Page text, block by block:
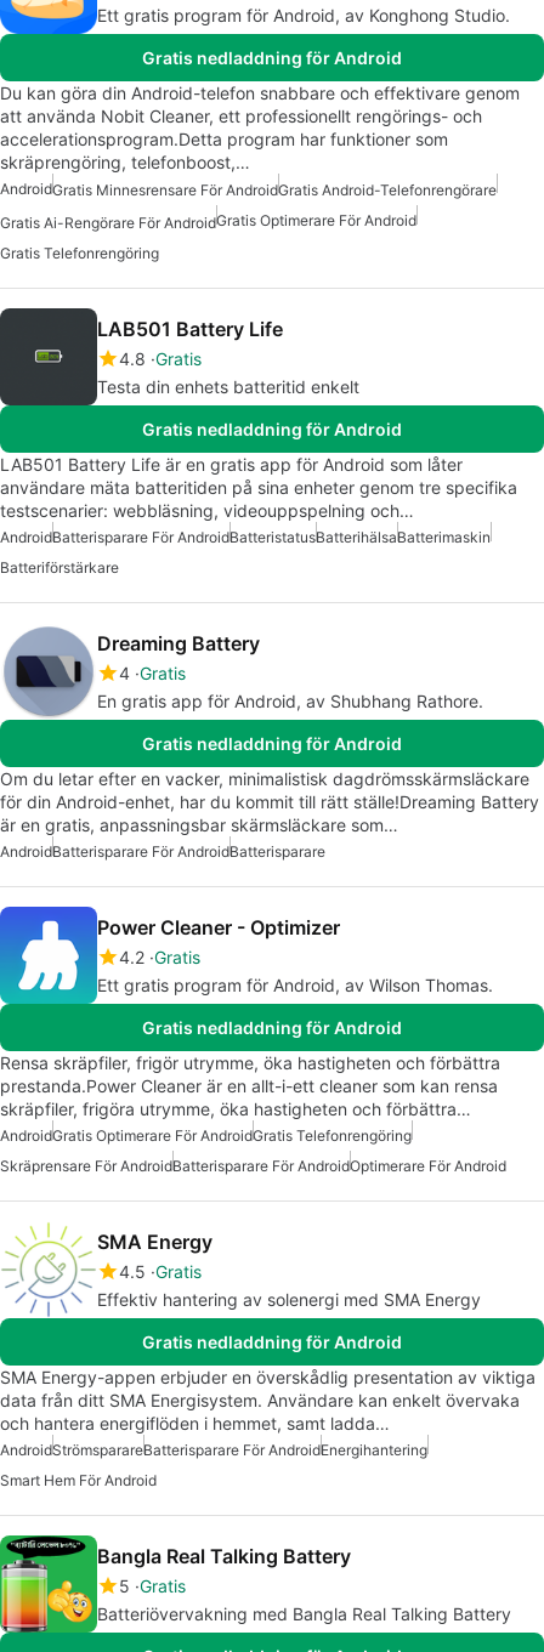
Ett gratis program för Android, av Konghong Studio.
Gratis nedladdning för Android
Du kan göra din Android-telefon snabbare och effektivare genom
att använda Nobit Cleaner, ett professionellt rengörings- och
accelerationsprogram.Detta program har funktioner som
skräprengöring, telefonboost,…
AndroidGratis Minnesrensare För AndroidGratis Android-Telefonrengörare
Gratis Ai-Rengörare För AndroidGratis Optimerare För Android
Gratis Telefonrengöring
LAB501 Battery Life
4.8 Gratis
Testa din enhets batteritid enkelt
Gratis nedladdning för Android
LAB501 Battery Life är en gratis app för Android som låter
användare mäta batteritiden på sina enheter genom tre specifika
testscenarier: webbläsning, videouppspelning och…
AndroidBatterisparare För AndroidBatteristatusBatterihälsaBatterimaskin
Batteriförstärkare
Dreaming Battery
4 Gratis
En gratis app för Android, av Shubhang Rathore.
Gratis nedladdning för Android
Om du letar efter en vacker, minimalistisk dagdrömsskärmsläckare
för din Android-enhet, har du kommit till rätt ställe!Dreaming Battery
är en gratis, anpassningsbar skärmsläckare som…
AndroidBatterisparare För AndroidBatterisparare
Power Cleaner - Optimizer
4.2 Gratis
Ett gratis program för Android, av Wilson Thomas.
Gratis nedladdning för Android
Rensa skräpfiler, frigör utrymme, öka hastigheten och förbättra
prestanda.Power Cleaner är en allt-i-ett cleaner som kan rensa
skräpfiler, frigöra utrymme, öka hastigheten och förbättra…
AndroidGratis Optimerare För AndroidGratis Telefonrengöring
Skräprensare För AndroidBatterisparare För AndroidOptimerare För Android
SMA Energy
4.5 Gratis
Effektiv hantering av solenergi med SMA Energy
Gratis nedladdning för Android
SMA Energy-appen erbjuder en överskådlig presentation av viktiga
data från ditt SMA Energisystem. Användare kan enkelt övervaka
och hantera energiflöden i hemmet, samt ladda…
AndroidStrömsparareBatterisparare För AndroidEnergihantering
Smart Hem För Android
Bangla Real Talking Battery
5 Gratis
Batteriövervakning med Bangla Real Talking Battery